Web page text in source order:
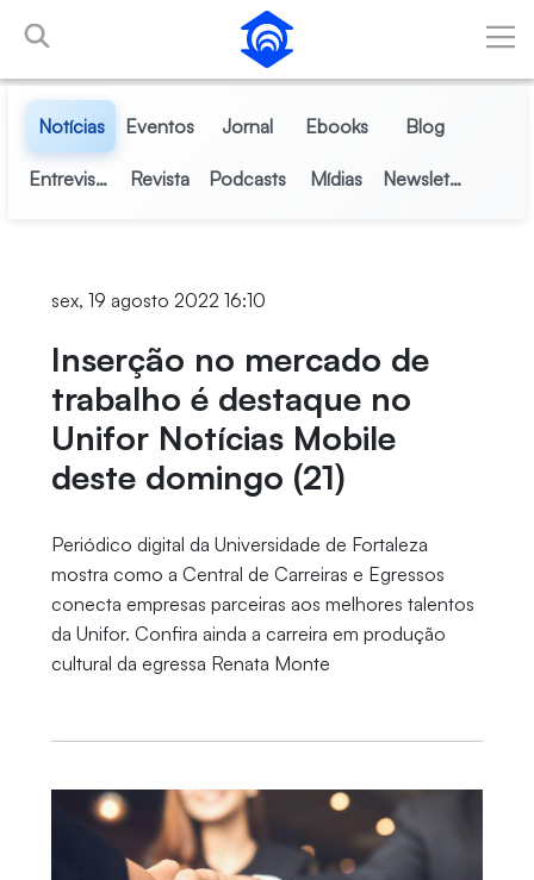
Pular para o Conteúdo principal
Notícias Eventos Jornal Ebooks Blog
Entrevistas Revista Podcasts Mídias Newsletter
sex, 19 agosto 2022 16:10
Inserção no mercado de
trabalho é destaque no
Unifor Notícias Mobile
deste domingo (21)
Periódico digital da Universidade de Fortaleza
mostra como a Central de Carreiras e Egressos
conecta empresas parceiras aos melhores talentos
da Unifor. Confira ainda a carreira em produção
cultural da egressa Renata Monte